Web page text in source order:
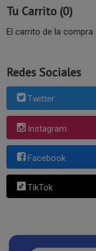
Tu Carrito (0)
El carrito de la compra
Redes Sociales
Twitter
Instagram
Facebook
TikTok